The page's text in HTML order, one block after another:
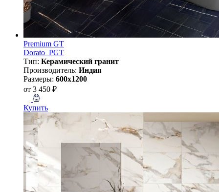
Premium GT
Dorato_PGT
Тип: Керамический гранит
Производитель: Индия
Размеры: 600x1200
от 3 450 ₽
Купить